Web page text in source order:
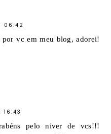
06:42
vc em meu blog, adorei!
16:43
pelo niver de vcs!!!